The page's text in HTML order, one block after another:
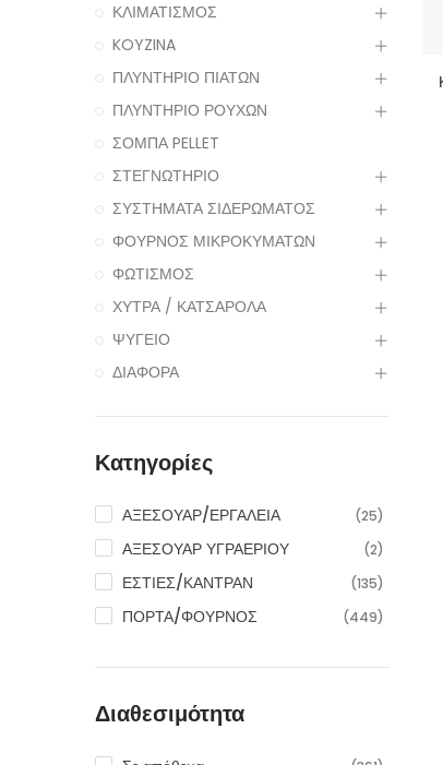
ΚΛΙΜΑΤΙΣΜΟΣ
KOYZINA
ΠΛΥΝΤΗΡΙΟ ΠΙΑΤΩΝ
ΠΛΥΝΤΗΡΙΟ ΡΟΥΧΩΝ
ΣΟΜΠΑ PELLET
ΣΤΕΓΝΩΤΗΡΙΟ
ΣΥΣΤΗΜΑΤΑ ΣΙΔΕΡΩΜΑΤΟΣ
ΦΟΥΡΝΟΣ ΜΙΚΡΟΚΥΜΑΤΩΝ
ΦΩΤΙΣΜΟΣ
ΧΥΤΡΑ / ΚΑΤΣΑΡΟΛΑ
ΨΥΓΕΙΟ
ΔΙΑΦΟΡΑ
Κατηγορίες
ΑΞΕΣΟΥΑΡ/ΕΡΓΑΛΕΙΑ (25)
ΑΞΕΣΟΥΑΡ ΥΓΡΑΕΡΙΟΥ (2)
ΕΣΤΙΕΣ/ΚΑΝΤΡΑΝ (135)
ΠΟΡΤΑ/ΦΟΥΡΝΟΣ (449)
Διαθεσιμότητα